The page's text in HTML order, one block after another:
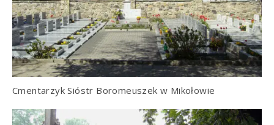
Cmentarzyk Sióstr Boromeuszek w Mikołowie